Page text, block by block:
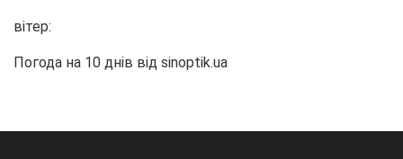
вітер:
Погода на 10 днів від sinoptik.ua